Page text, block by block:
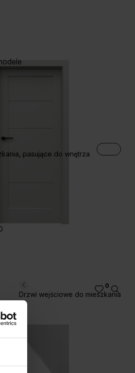
pasujące do wnętrza
Drzwi wejściowe do mieszkania
0